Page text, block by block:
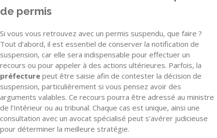
de permis
Si vous vous retrouvez avec un permis suspendu, que faire ?
Tout d’abord, il est essentiel de conserver la notification de
suspension, car elle sera indispensable pour effectuer un
recours ou pour appeler à des actions ultérieures. Parfois, la
préfecture peut être saisie afin de contester la décision de
suspension, particulièrement si vous pensez avoir des
arguments valables. Ce recours pourra être adressé au ministre
de l’Intérieur ou au tribunal. Chaque cas est unique, ainsi une
consultation avec un avocat spécialisé peut s’avérer judicieuse
pour déterminer la meilleure stratégie.